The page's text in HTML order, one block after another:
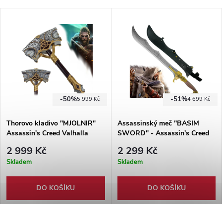
5 999 Kč
-50%
Thorovo kladivo "MJOLNIR"
Assassin's Creed Valhalla
2 999 Kč
Skladem
DO KOŠÍKU
4 699 Kč
-51%
Assassinský meč "BASIM
SWORD" - Assassin's Creed
2 299 Kč
Skladem
DO KOŠÍKU